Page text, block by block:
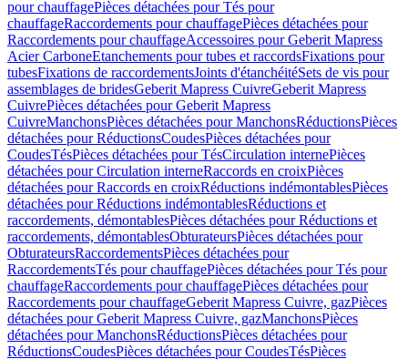
pour chauffagePièces détachées pour Tés pour
chauffageRaccordements pour chauffagePièces détachées pour
Raccordements pour chauffageAccessoires pour Geberit Mapress
Acier CarboneEtanchements pour tubes et raccordsFixations pour
tubesFixations de raccordementsJoints d'étanchéitéSets de vis pour
assemblages de bridesGeberit Mapress CuivreGeberit Mapress
CuivrePièces détachées pour Geberit Mapress
CuivreManchonsPièces détachées pour ManchonsRéductionsPièces
détachées pour RéductionsCoudesPièces détachées pour
CoudesTésPièces détachées pour TésCirculation internePièces
détachées pour Circulation interneRaccords en croixPièces
détachées pour Raccords en croixRéductions indémontablesPièces
détachées pour Réductions indémontablesRéductions et
raccordements, démontablesPièces détachées pour Réductions et
raccordements, démontablesObturateursPièces détachées pour
ObturateursRaccordementsPièces détachées pour
RaccordementsTés pour chauffagePièces détachées pour Tés pour
chauffageRaccordements pour chauffagePièces détachées pour
Raccordements pour chauffageGeberit Mapress Cuivre, gazPièces
détachées pour Geberit Mapress Cuivre, gazManchonsPièces
détachées pour ManchonsRéductionsPièces détachées pour
RéductionsCoudesPièces détachées pour CoudesTésPièces